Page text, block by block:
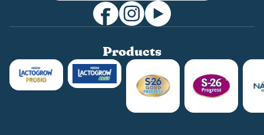
Products